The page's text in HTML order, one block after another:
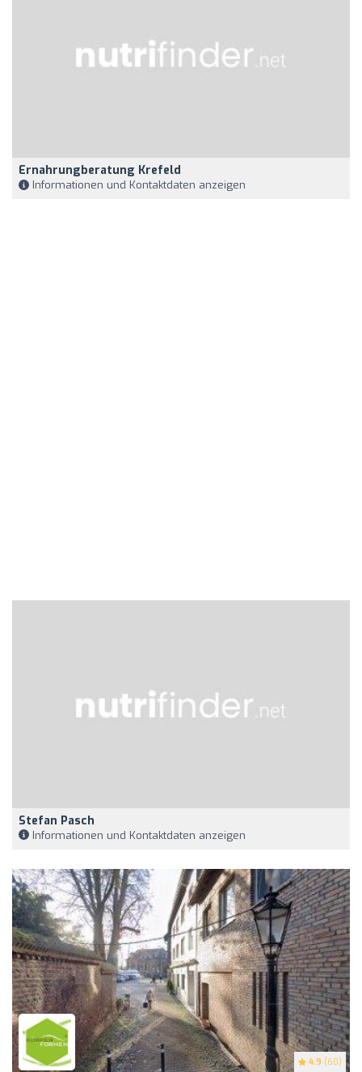
Ernahrungberatung Krefeld
Informationen und Kontaktdaten anzeigen
Stefan Pasch
Informationen und Kontaktdaten anzeigen
4.9 (60)